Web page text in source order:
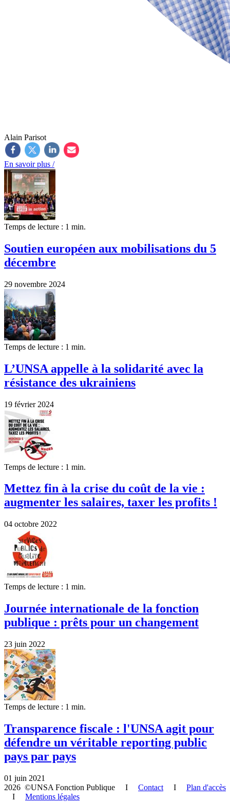
Alain Parisot
En savoir plus /
Temps de lecture : 1 min.
Soutien européen aux mobilisations du 5
décembre
29 novembre 2024
Temps de lecture : 1 min.
L’UNSA appelle à la solidarité avec la
résistance des ukrainiens
19 février 2024
Temps de lecture : 1 min.
Mettez fin à la crise du coût de la vie :
augmenter les salaires, taxer les profits !
04 octobre 2022
Temps de lecture : 1 min.
Journée internationale de la fonction
publique : prêts pour un changement
23 juin 2022
Temps de lecture : 1 min.
Transparence fiscale : l'UNSA agit pour
défendre un véritable reporting public
pays par pays
01 juin 2021
2026 ©UNSA Fonction Publique I Contact I Plan d'accès
I Mentions légales